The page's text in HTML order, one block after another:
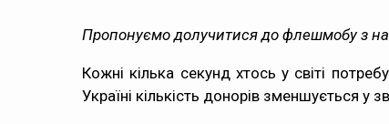
Пропонуємо долучитися до флешмобу з
Кожні кілька секунд хтось у світі
Україні кількість донорів зменшується у